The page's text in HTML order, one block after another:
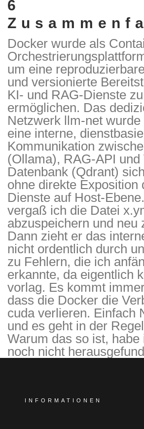
6
Docker wurde als
um eine
und versionierte
KI- und RAG-Dienste zu
ermöglichen. Das
Netzwerk llm-net wurde
eine interne,
Kommunikation
(Ollama), RAG-API und
Datenbank (Qdrant)
ohne direkte Exposition
Dienste auf Host-
vergaß ich die Datei
abzuspeichern und neu
Dann zieht er das
nicht ordentlich durch
zu Fehlern, die ich
erkannte, da eigentlich
vorlag. Es kommt
dass die Docker die
cuda verlieren. Einfach
und es geht in der
Warum das so ist, habe
noch nicht
INFORMATIONEN